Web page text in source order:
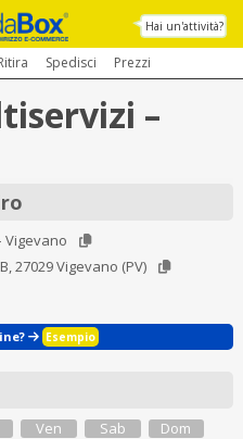
Hai un'attività?
Spedisci Prezzi
–
Vigevano
27029 Vigevano (PV)
Esempio
Ven
Sab Dom